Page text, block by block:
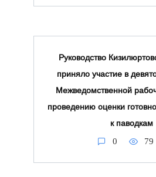
Руководство
приняло участие в
Межведомственной
проведению оценки
к паводкам
0 79